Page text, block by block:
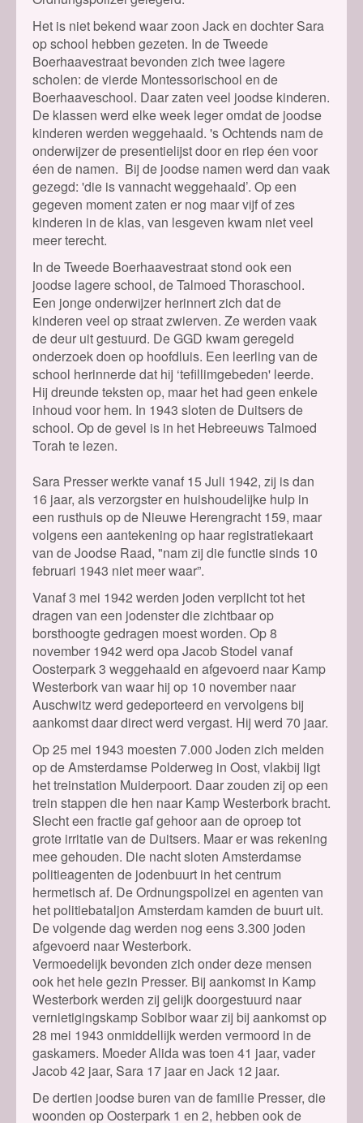
Het is niet bekend waar zoon Jack en dochter Sara
op school hebben gezeten. In de Tweede
Boerhaavestraat bevonden zich twee lagere
scholen: de vierde Montessorischool en de
Boerhaaveschool. Daar zaten veel joodse kinderen.
De klassen werd elke week leger omdat de joodse
kinderen werden weggehaald. 's Ochtends nam de
onderwijzer de presentielijst door en riep éen voor
éen de namen. Bij de joodse namen werd dan vaak
gezegd: 'die is vannacht weggehaald’. Op een
gegeven moment zaten er nog maar vijf of zes
kinderen in de klas, van lesgeven kwam niet veel
meer terecht.
In de Tweede Boerhaavestraat stond ook een
joodse lagere school, de Talmoed Thoraschool.
Een jonge onderwijzer herinnert zich dat de
kinderen veel op straat zwierven. Ze werden vaak
de deur uit gestuurd. De GGD kwam geregeld
onderzoek doen op hoofdluis. Een leerling van de
school herinnerde dat hij ‘tefillimgebeden' leerde.
Hij dreunde teksten op, maar het had geen enkele
inhoud voor hem. In 1943 sloten de Duitsers de
school. Op de gevel is in het Hebreeuws Talmoed
Torah te lezen.
Sara Presser werkte vanaf 15 Juli 1942, zij is dan
16 jaar, als verzorgster en huishoudelijke hulp in
een rusthuis op de Nieuwe Herengracht 159, maar
volgens een aantekening op haar registratiekaart
van de Joodse Raad, "nam zij die functie sinds 10
februari 1943 niet meer waar”.
Vanaf 3 mei 1942 werden joden verplicht tot het
dragen van een jodenster die zichtbaar op
borsthoogte gedragen moest worden. Op 8
november 1942 werd opa Jacob Stodel vanaf
Oosterpark 3 weggehaald en afgevoerd naar Kamp
Westerbork van waar hij op 10 november naar
Auschwitz werd gedeporteerd en vervolgens bij
aankomst daar direct werd vergast. Hij werd 70 jaar.
Op 25 mei 1943 moesten 7.000 Joden zich melden
op de Amsterdamse Polderweg in Oost, vlakbij ligt
het treinstation Muiderpoort. Daar zouden zij op een
trein stappen die hen naar Kamp Westerbork bracht.
Slecht een fractie gaf gehoor aan de oproep tot
grote irritatie van de Duitsers. Maar er was rekening
mee gehouden. Die nacht sloten Amsterdamse
politieagenten de jodenbuurt in het centrum
hermetisch af. De Ordnungspolizei en agenten van
het politiebataljon Amsterdam kamden de buurt uit.
De volgende dag werden nog eens 3.300 joden
afgevoerd naar Westerbork.
Vermoedelijk bevonden zich onder deze mensen
ook het hele gezin Presser. Bij aankomst in Kamp
Westerbork werden zij gelijk doorgestuurd naar
vernietigingskamp Sobibor waar zij bij aankomst op
28 mei 1943 onmiddellijk werden vermoord in de
gaskamers. Moeder Alida was toen 41 jaar, vader
Jacob 42 jaar, Sara 17 jaar en Jack 12 jaar.
De dertien joodse buren van de familie Presser, die
woonden op Oosterpark 1 en 2, hebben ook de